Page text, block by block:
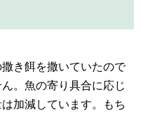
き餌を撒いていたので
。魚の寄り具合に応じ
加減しています。もち